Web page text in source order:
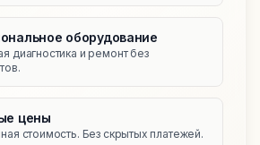
оборудование
диагностика и ремонт без
цены
стоимость. Без скрытых платежей.